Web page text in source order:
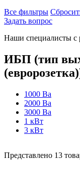
Все фильтры
Задать вопрос
Наши специалисты с
ИБП (тип
1000 Ва
2000 Ва
3000 Ва
1 кВт
3 кВт
Представлено 13